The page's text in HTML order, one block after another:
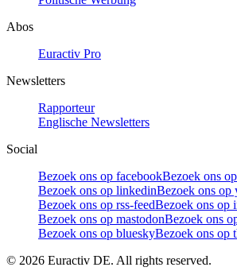
Abos
Euractiv Pro
Newsletters
Rapporteur
Englische Newsletters
Social
Bezoek ons op facebookBezoek ons
Bezoek ons op linkedinBezoek ons op
Bezoek ons op rss-feedBezoek ons op
Bezoek ons op mastodonBezoek ons
Bezoek ons op blueskyBezoek ons op
© 2026 Euractiv DE. All rights reserved.